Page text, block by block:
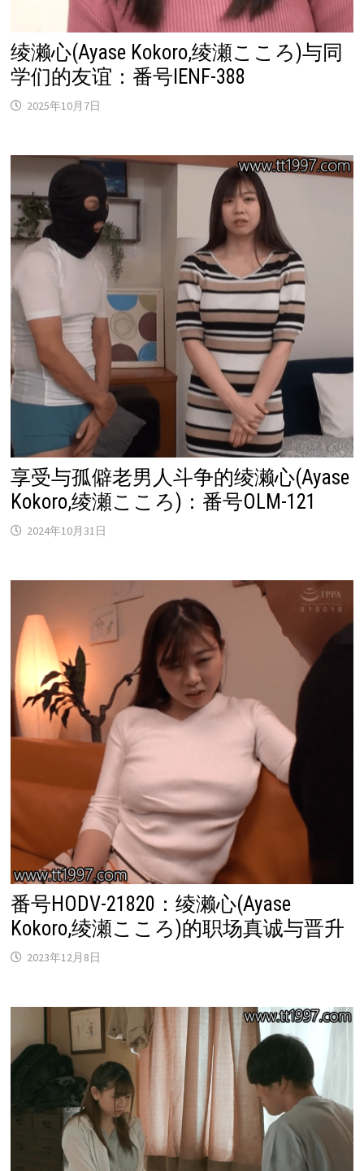
绫濑心(Ayase Kokoro,绫瀬こころ)与同
学们的友谊：番号IENF-388
2025年10月7日
享受与孤僻老男人斗争的绫濑心(Ayase
Kokoro,绫瀬こころ)：番号OLM-121
2024年10月31日
番号HODV-21820：绫濑心(Ayase
Kokoro,绫瀬こころ)的职场真诚与晋升
2023年12月8日